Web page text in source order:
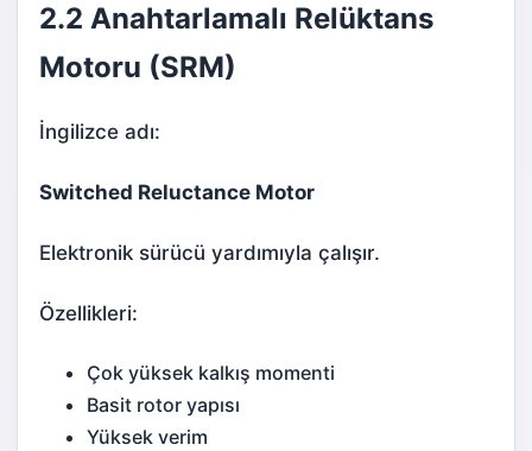
2.2 Anahtarlamalı Relüktans
Motoru (SRM)
İngilizce adı:
Switched Reluctance Motor
Elektronik sürücü yardımıyla çalışır.
Özellikleri:
Çok yüksek kalkış momenti
Basit rotor yapısı
Yüksek verim